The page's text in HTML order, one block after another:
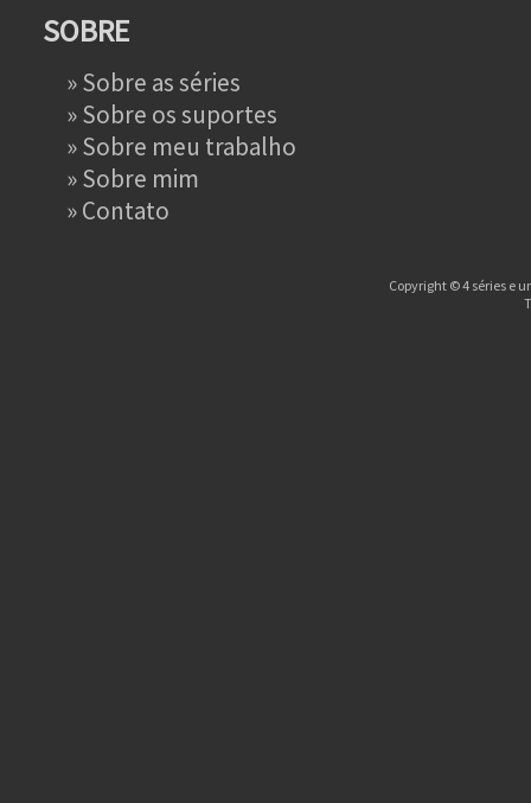
SOBRE
»Sobre as séries
»Sobre os suportes
»Sobre meu trabalho
»Sobre mim
»Contato
Copyright © 4 séries e